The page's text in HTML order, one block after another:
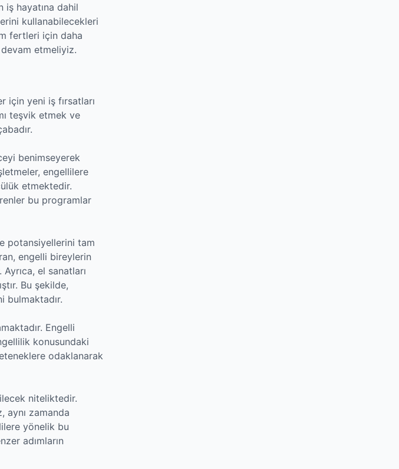
iş hayatına dahil
kullanabilecekleri
fertleri için daha
etmeliyiz.
için yeni iş fırsatları
teşvik etmek ve
benimseyerek
engellilere
etmektedir.
bu programlar
potansiyellerini tam
engelli bireylerin
el sanatları
Bu şekilde,
bulmaktadır.
Engelli
konusundaki
odaklanarak
niteliktedir.
aynı zamanda
yönelik bu
adımların